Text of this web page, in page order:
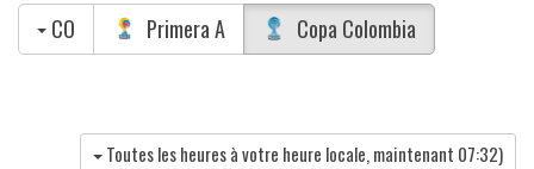
CO Primera A Copa Colombia
Toutes les heures à votre heure locale, maintenant 07:32)